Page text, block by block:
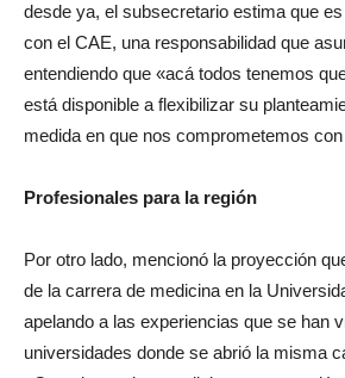
desde ya, el subsecretario estima que
con el CAE, una responsabilidad que
entendiendo que «acá todos tenemos
está disponible a flexibilizar su
medida en que nos comprometemos
Profesionales para la región
Por otro lado, mencionó la proyección
de la carrera de medicina en la
apelando a las experiencias que se han
universidades donde se abrió la misma